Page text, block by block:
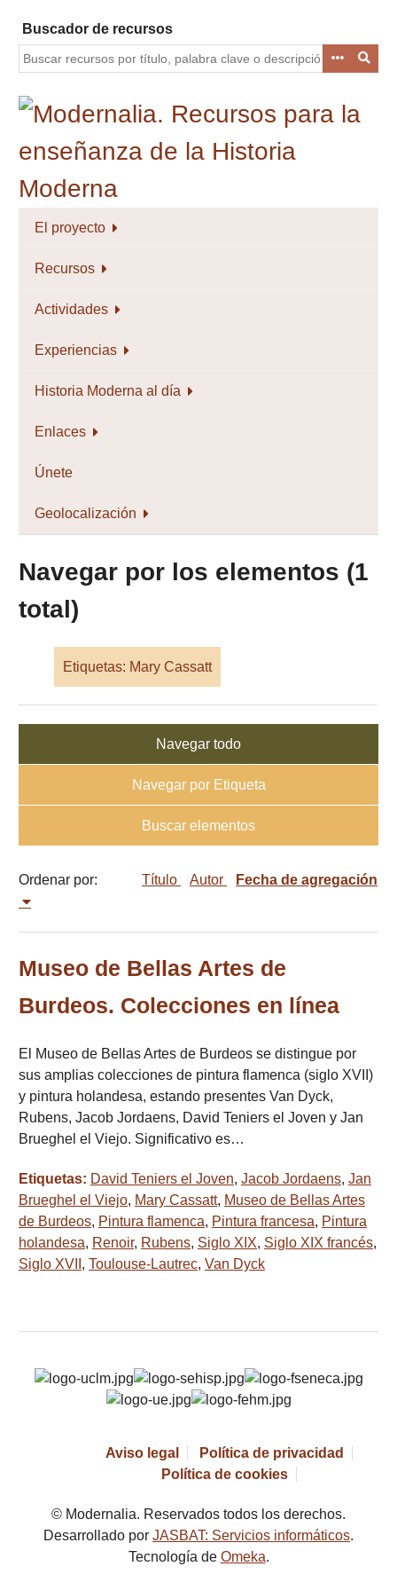
contenido
principal
Buscador de recursos
El proyecto
Recursos
Actividades
Experiencias
Historia Moderna al día
Enlaces
Únete
Geolocalización
Navegar por los elementos (1
total)
Etiquetas: Mary Cassatt
Navegar todo
Navegar por Etiqueta
Buscar elementos
Ordenar por: Título Autor Fecha de agregación
Museo de Bellas Artes de
Burdeos. Colecciones en línea
El Museo de Bellas Artes de Burdeos se distingue por
sus amplias colecciones de pintura flamenca (siglo XVII)
y pintura holandesa, estando presentes Van Dyck,
Rubens, Jacob Jordaens, David Teniers el Joven y Jan
Brueghel el Viejo. Significativo es…
Etiquetas: David Teniers el Joven, Jacob Jordaens, Jan
Brueghel el Viejo, Mary Cassatt, Museo de Bellas Artes
de Burdeos, Pintura flamenca, Pintura francesa, Pintura
holandesa, Renoir, Rubens, Siglo XIX, Siglo XIX francés,
Siglo XVII , Toulouse-Lautrec, Van Dyck
Aviso legal
Política de privacidad
Política de cookies
© Modernalia. Reservados todos los derechos.
Desarrollado por JASBAT: Servicios informáticos.
Tecnología de Omeka.